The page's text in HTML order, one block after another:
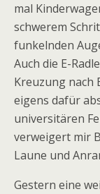
mal
schwerem
funkelnden
Auch die E-
Kreuzung
eigens dafür
universitären
verweigert mir
Laune und
Gestern eine